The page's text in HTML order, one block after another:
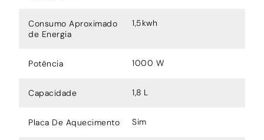
Consumo Aproximado
de Energia
1,5kwh
Potência 1000 W
Capacidade 1,8 L
Placa De Aquecimento Sim